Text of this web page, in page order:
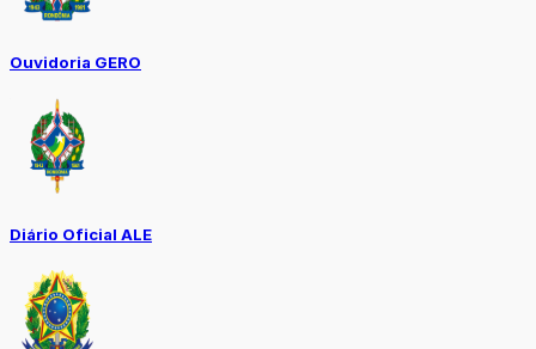
Ouvidoria GERO
Diário Oficial ALE